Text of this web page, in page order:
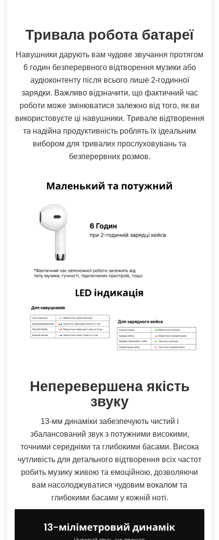
Тривала робота батареї
Навушники дарують вам чудове звучання протягом
6 годин безперервного відтворення музики або
аудіоконтенту після всього лише 2-годинної
зарядки. Важливо відзначити, що фактичний час
роботи може змінюватися залежно від того, як ви
використовуєте ці навушники. Тривале відтворення
та надійна продуктивність роблять їх ідеальним
вибором для тривалих прослуховувань та
безперервних розмов.
Неперевершена якість
звуку
13-мм динаміки забезпечують чистий і
збалансований звук з потужними високими,
точними середніми та глибокими басами. Висока
чутливість для детального відтворення всіх частот
робить музику живою та емоційною, дозволяючи
вам насолоджуватися чудовим вокалом та
глибокими басами у кожній ноті.